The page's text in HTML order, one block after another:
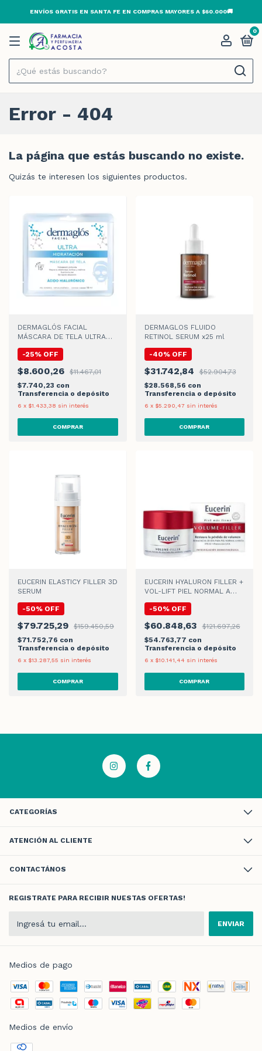
ENVÍOS GRATIS EN SANTA FE EN COMPRAS MAYORES A $60.000🚚
0
Error - 404
La página que estás buscando no existe.
Quizás te interesen los siguientes productos.
DERMAGLÓS FACIAL
MÁSCARA DE TELA ULTRA
-25% OFF
$8.600,26
$11.467,01
$7.740,23 con
Transferencia o depósito
6 x $1.433,38 sin interés
DERMAGLOS FLUIDO
RETINOL SERUM x25 ml
-40% OFF
$31.742,84
$52.904,73
$28.568,56 con
Transferencia o depósito
6 x $5.290,47 sin interés
EUCERIN ELASTICY FILLER 3D
SERUM
-50% OFF
$79.725,29
$159.450,59
$71.752,76 con
Transferencia o depósito
6 x $13.287,55 sin interés
EUCERIN HYALURON FILLER +
VOL-LIFT PIEL NORMAL A
-50% OFF
$60.848,63
$121.697,26
$54.763,77 con
Transferencia o depósito
6 x $10.141,44 sin interés
CATEGORÍAS
ATENCIÓN AL CLIENTE
CONTACTÁNOS
REGISTRATE PARA RECIBIR NUESTAS OFERTAS!
Medios de pago
Medios de envío